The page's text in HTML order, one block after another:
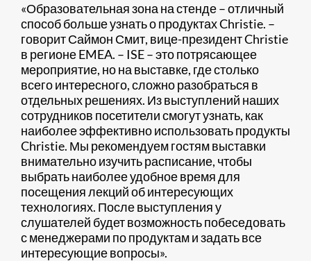
«Образовательная зона на стенде – отличный
способ больше узнать о продуктах Christie. –
говорит Саймон Смит, вице-президент Christie
в регионе EMEA. – ISE – это потрясающее
мероприятие, но на выставке, где столько
всего интересного, сложно разобраться в
отдельных решениях. Из выступлений наших
сотрудников посетители смогут узнать, как
наиболее эффективно использовать продукты
Christie. Мы рекомендуем гостям выставки
внимательно изучить расписание, чтобы
выбрать наиболее удобное время для
посещения лекций об интересующих
технологиях. После выступления у
слушателей будет возможность побеседовать
с менеджерами по продуктам и задать все
интересующие вопросы».